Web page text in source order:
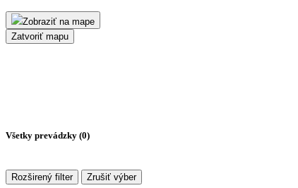
Zobraziť na mape
Zatvoriť mapu
Všetky prevádzky (0)
Rozširený filter Zrušiť výber